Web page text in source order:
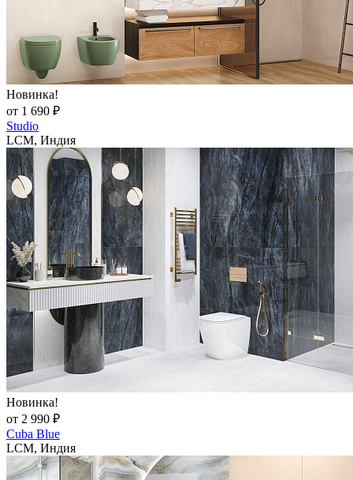
Новинка!
от 1 690 ₽
Studio
LCM, Индия
Новинка!
от 2 990 ₽
Cuba Blue
LCM, Индия